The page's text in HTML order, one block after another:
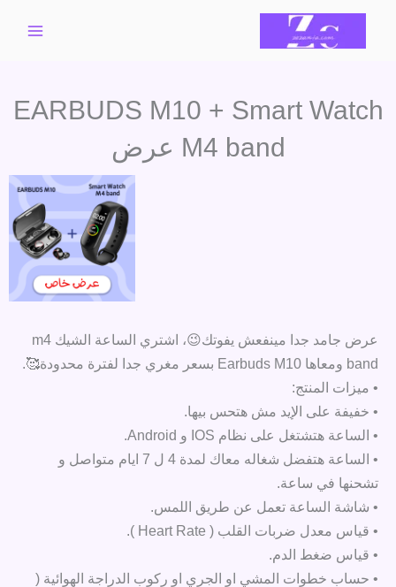
تخطي
EARBUDS M10 + Smart Watch
M4 band عرض
عرض جامد جدا مينفعش يفوتك😉، اشتري الساعة الشيك m4
band ومعاها Earbuds M10 بسعر مغري جدا لفترة محدودة🥰.
• ميزات المنتج:
• خفيفة على الإيد مش هتحس بيها.
• الساعة هتشتغل على نظام IOS و Android.
• الساعة هتفضل شغاله معاك لمدة 4 ل 7 ايام متواصل و
تشحنها في ساعة.
• شاشة الساعة تعمل عن طريق اللمس.
• قياس معدل ضربات القلب ( Heart Rate ).
• قياس ضغط الدم.
• حساب خطوات المشي او الجري او ركوب الدراجة الهوائية (